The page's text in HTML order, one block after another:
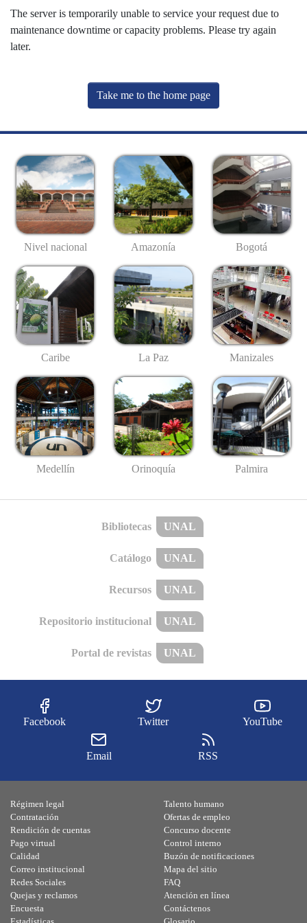
The server is temporarily unable to service your request due to
maintenance downtime or capacity problems. Please try again
later.
Take me to the home page
Nivel nacional Amazonía Bogotá
Caribe La Paz Manizales
Medellín Orinoquía Palmira
Bibliotecas UNAL
Catálogo UNAL
Recursos UNAL
Repositorio institucional UNAL
Portal de revistas UNAL
Facebook Twitter YouTube
Email RSS
Régimen legal
Contratación
Rendición de cuentas
Pago virtual
Calidad
Talento humano
Ofertas de empleo
Concurso docente
Control interno
Buzón de notificaciones
Correo institucional
Redes Sociales
Quejas y reclamos
Encuesta
Mapa del sitio
FAQ
Atención en línea
Contáctenos